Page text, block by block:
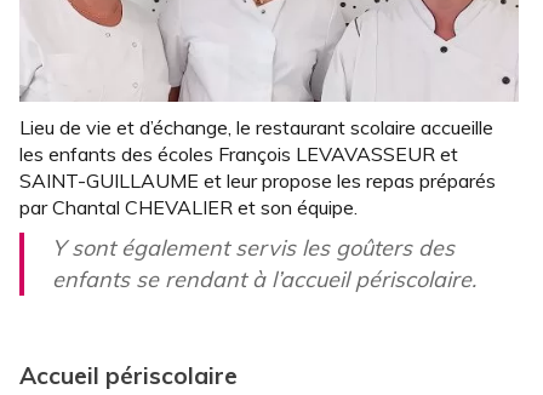
Lieu de vie et d’échange, le restaurant scolaire accueille
les enfants des écoles François LEVAVASSEUR et
SAINT-GUILLAUME et leur propose les repas préparés
par Chantal CHEVALIER et son équipe.
Y sont également servis les goûters des
enfants se rendant à l’accueil périscolaire.
Accueil périscolaire